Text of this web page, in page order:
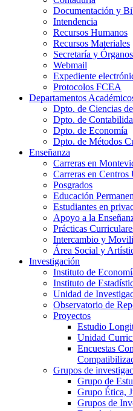
Documentación y
Intendencia
Recursos Humanos
Recursos Materiales
Secretaría y
Webmail
Expediente
Protocolos FCEA
Departamentos
Dpto. de Ciencias
Dpto. de
Dpto. de Economía
Dpto. de Métodos
Enseñanza
Carreras en
Carreras en
Posgrados
Educación
Estudiantes en
Apoyo a la
Prácticas
Intercambio y
Área Social y
Investigación
Instituto de
Instituto de
Unidad de
Observatorio de
Proyectos
Estudio
Unidad
Encuestas
Grupos de
Grupo de
Grupo Ética,
Grupos de